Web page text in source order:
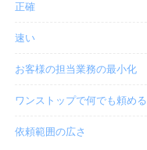
正確
速い
お客様の担当業務の最小化
ワンストップで何でも頼める
依頼範囲の広さ